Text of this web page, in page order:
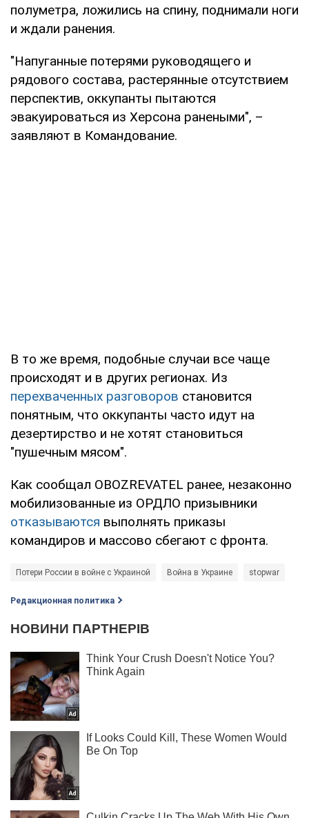
полуметра, ложились на спину, поднимали ноги
и ждали ранения.
"Напуганные потерями руководящего и
рядового состава, растерянные отсутствием
перспектив, оккупанты пытаются
эвакуироваться из Херсона ранеными", –
заявляют в Командование.
В то же время, подобные случаи все чаще
происходят и в других регионах. Из
перехваченных разговоров становится
понятным, что оккупанты часто идут на
дезертирство и не хотят становиться
"пушечным мясом".
Как сообщал OBOZREVATEL ранее, незаконно
мобилизованные из ОРДЛО призывники
отказываются выполнять приказы
командиров и массово сбегают с фронта.
Потери России в войне с Украиной Война в Украине stopwar
Редакционная политика